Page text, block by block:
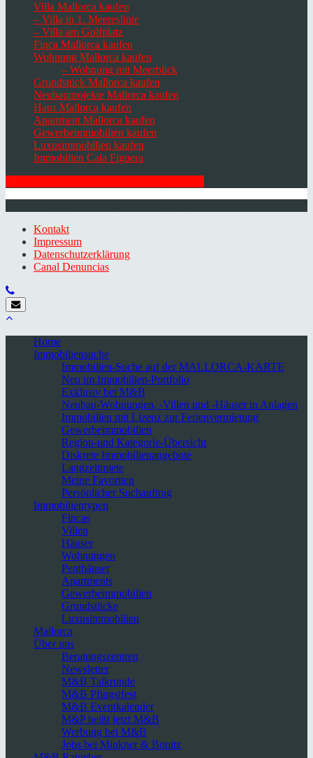
Villa Mallorca kaufen
– Villa in 1. Meereslinie
– Villa am Golfplatz
Finca Mallorca kaufen
Wohnung Mallorca kaufen
– Wohnung mit Meerblick
Grundstück Mallorca kaufen
Neubauprojekte Mallorca kaufen
Haus Mallorca kaufen
Apartment Mallorca kaufen
Gewerbeimmobilien kaufen
Luxusimmobilien kaufen
Immobilien Cala Figuera
Kontakt
Impressum
Datenschutzerklärung
Canal Denuncias
Home
Immobiliensuche
Immobilien-Suche auf der MALLORCA-KARTE
Neu im Immobilien-Portfolio
Exklusiv bei M&B
Neubau-Wohnungen, -Villen und -Häuser in Anlagen
Immobilien mit Lizenz zur Ferienvermietung
Gewerbeimmobilien
Region-und Kategorie-Übersicht
Diskrete Immobilienangebote
Langzeitmiete
Meine Favoriten
Persönlicher Suchauftrag
Immobilientypen
Fincas
Villen
Häuser
Wohnungen
Penthäuser
Apartments
Gewerbeimmobilien
Grundstücke
Luxusimmobilien
Mallorca
Über uns
Beratungszentren
Newsletter
M&B Talkrunde
M&B Pfingstfest
M&B Eventkalender
M&P heißt jetzt M&B
Werbung bei M&B
Jobs bei Minkner & Bonitz